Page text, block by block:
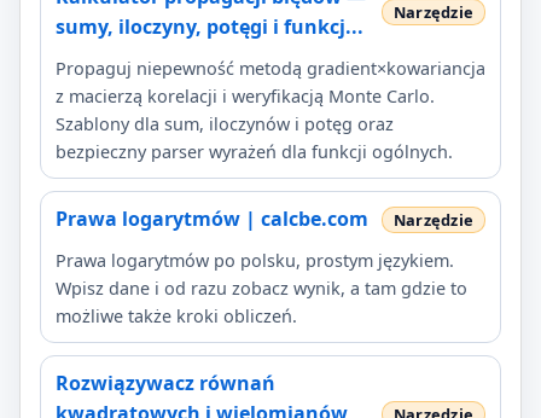
sumy, iloczyny, potęgi i funkcj...
Propaguj niepewność metodą gradient×kowariancja
z macierzą korelacji i weryfikacją Monte Carlo.
Szablony dla sum, iloczynów i potęg oraz
bezpieczny parser wyrażeń dla funkcji ogólnych.
Prawa logarytmów | calcbe.com
Prawa logarytmów po polsku, prostym językiem.
Wpisz dane i od razu zobacz wynik, a tam gdzie to
możliwe także kroki obliczeń.
Rozwiązywacz równań